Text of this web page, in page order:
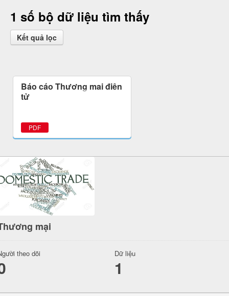
1 số bộ dữ liệu tìm thấy
Kết quả lọc
Báo cáo Thương mại điện
tử
PDF
mại
theo dõi Dữ liệu
1